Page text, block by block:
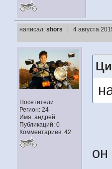
написал: shors | 4 августа
Посетители
Регион: 24
Имя: андрей
Публикаций: 0
Комментариев: 42
он